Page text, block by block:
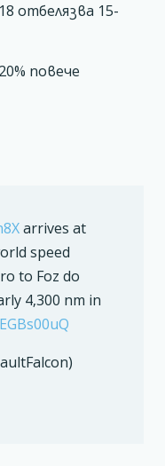
отбелязва 15-
повече
arrives at
speed
to Foz do
4,300 nm in